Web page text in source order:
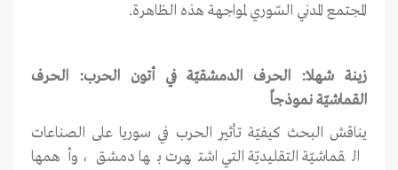
المجتمع المدني السّوري لمواجهة هذه الظاهرة.
زينة شهلا: الحرف الدمشقيّة في أتون الحرب: الحرف
القماشيّة نموذجاً
يناقش البحث كيفيّة تأثير الحرب في سوريا على الصناعات
القماشيّة التقليديّة التي اشتهرت بها دمشق، وأهمها